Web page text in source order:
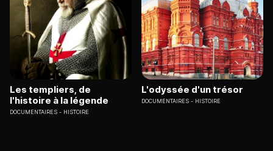
Les templiers, de
l'histoire à la légende
DOCUMENTAIRES HISTOIRE
L'odyssée d'un trésor
DOCUMENTAIRES HISTOIRE